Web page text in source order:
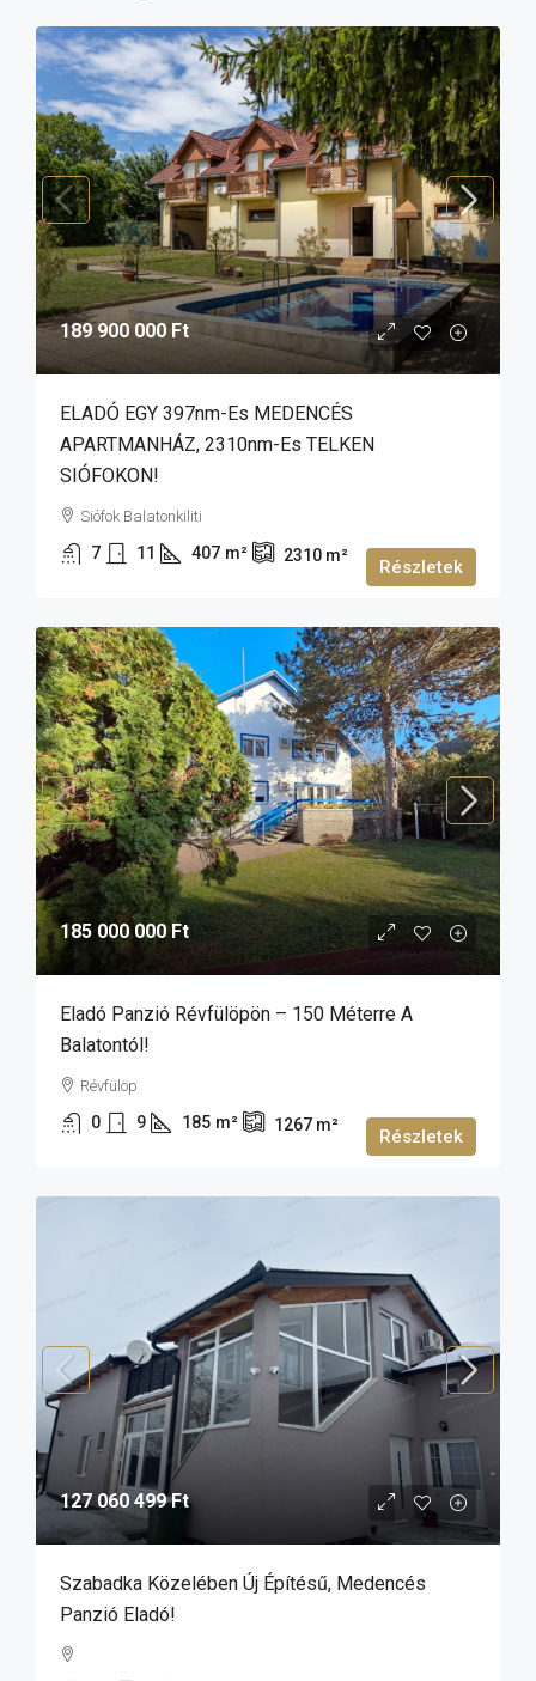
189 900 000 Ft
ELADÓ EGY 397nm-Es MEDENCÉS
APARTMANHÁZ, 2310nm-Es TELKEN
SIÓFOKON!
Siófok Balatonkiliti
7 11 407 m² 2310 m²
Részletek
185 000 000 Ft
Eladó Panzió Révfülöpön – 150 Méterre A
Balatontól!
Révfülöp
0 9 185 m² 1267 m²
Részletek
127 060 499 Ft
Szabadka Közelében Új Építésű, Medencés
Panzió Eladó!